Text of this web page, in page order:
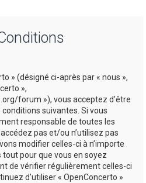
» (désigné ci-après par « nous »,
»,
forum »), vous acceptez d’être
suivantes. Si vous
responsable de toutes les
pas et/ou n’utilisez pas
modifier celles-ci à n’importe
pour que vous en soyez
de vérifier régulièrement celles-ci
d’utiliser « OpenConcerto »